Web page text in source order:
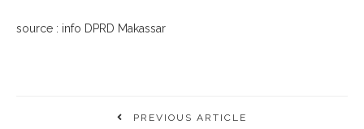
source : info DPRD Makassar
PREVIOUS ARTICLE